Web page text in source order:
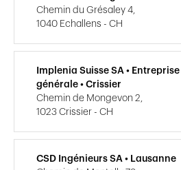
Chemin du Grésaley 4,
1040 Echallens - CH
Implenia Suisse SA • Entreprise
générale • Crissier
Chemin de Mongevon 2,
1023 Crissier - CH
CSD Ingénieurs SA • Lausanne